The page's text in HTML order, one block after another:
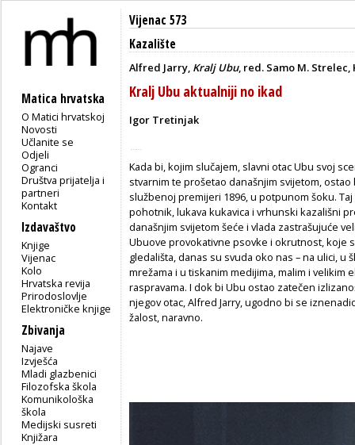
Matica hrvatska
O Matici hrvatskoj
Novosti
Učlanite se
Odjeli
Ogranci
Društva prijatelja i
partneri
Kontakt
Izdavaštvo
Knjige
Vijenac
Kolo
Hrvatska revija
Prirodoslovlje
Elektroničke knjige
Zbivanja
Najave
Izvješća
Mladi glazbenici
Filozofska škola
Komunikološka
škola
Medijski susreti
Knjižara
Vijenac 573
Kazalište
Alfred Jarry, Kralj Ubu, red. Samo M.
Kralj Ubu aktualniji no ikad
Igor Tretinjak
Kada bi, kojim slučajem, slavni otac Ubu svoj
stvarnim te prošetao današnjim svijetom,
službenoj premijeri 1896, u potpunom šoku.
pohotnik, lukava kukavica i vrhunski kazališni
današnjim svijetom šeće i vlada zastrašujuće
Ubuove provokativne psovke i okrutnost, koje
gledališta, danas su svuda oko nas – na ulici,
mrežama i u tiskanim medijima, malim i velikim
raspravama. I dok bi Ubu ostao zatečen
njegov otac, Alfred Jarry, ugodno bi se
žalost, naravno.